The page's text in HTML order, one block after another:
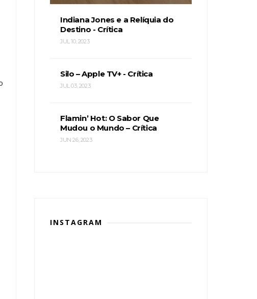
Indiana Jones e a Relíquia do
Destino - Crítica
JUL 10, 2023
Silo – Apple TV+ - Crítica
JUL 03, 2023
Flamin’ Hot: O Sabor Que
Mudou o Mundo – Crítica
JUN 26, 2023
INSTAGRAM